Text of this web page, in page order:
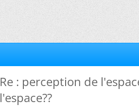
Re : perception de
l'espace??